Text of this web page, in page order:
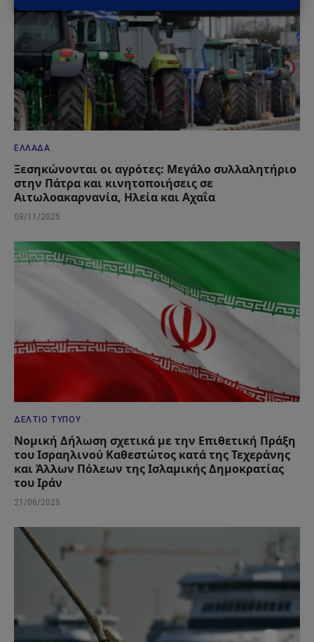
ΕΛΛΆΔΑ
Ξεσηκώνονται οι αγρότες: Μεγάλο συλλαλητήριο
στην Πάτρα και κινητοποιήσεις σε
Αιτωλοακαρνανία, Ηλεία και Αχαΐα
08/11/2025
ΔΕΛΤΊΟ ΤΎΠΟΥ
Νομική Δήλωση σχετικά με την Επιθετική Πράξη
του Ισραηλινού Καθεστώτος κατά της Τεχεράνης
και Άλλων Πόλεων της Ισλαμικής Δημοκρατίας
του Ιράν
21/06/2025